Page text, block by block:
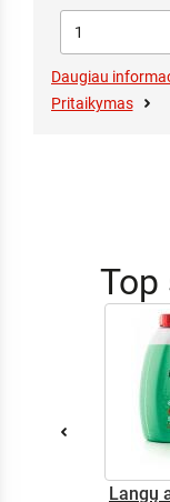
Daugiau
Pritaikymas
Top
Langų